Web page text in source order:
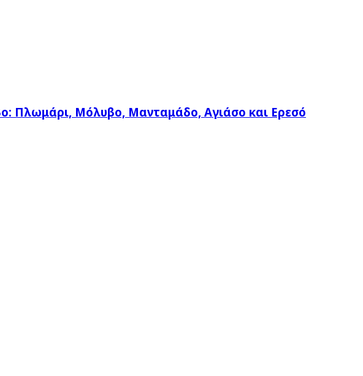
Πλωμάρι, Μόλυβο, Μανταμάδο, Αγιάσο και Ερεσό